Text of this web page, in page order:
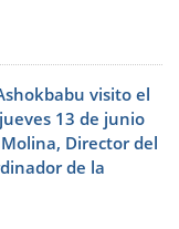
visito el
13 de junio
Director del
de la